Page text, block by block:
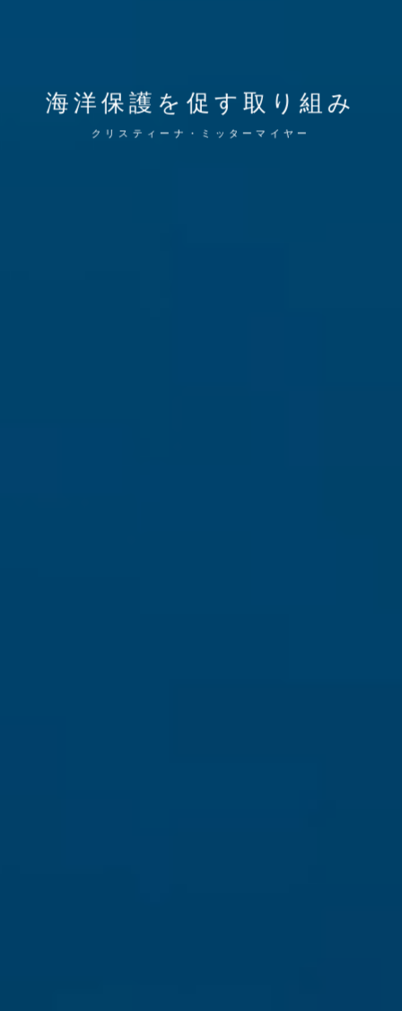
海洋保護を促す取り組み
クリスティーナ・ミッターマイヤー